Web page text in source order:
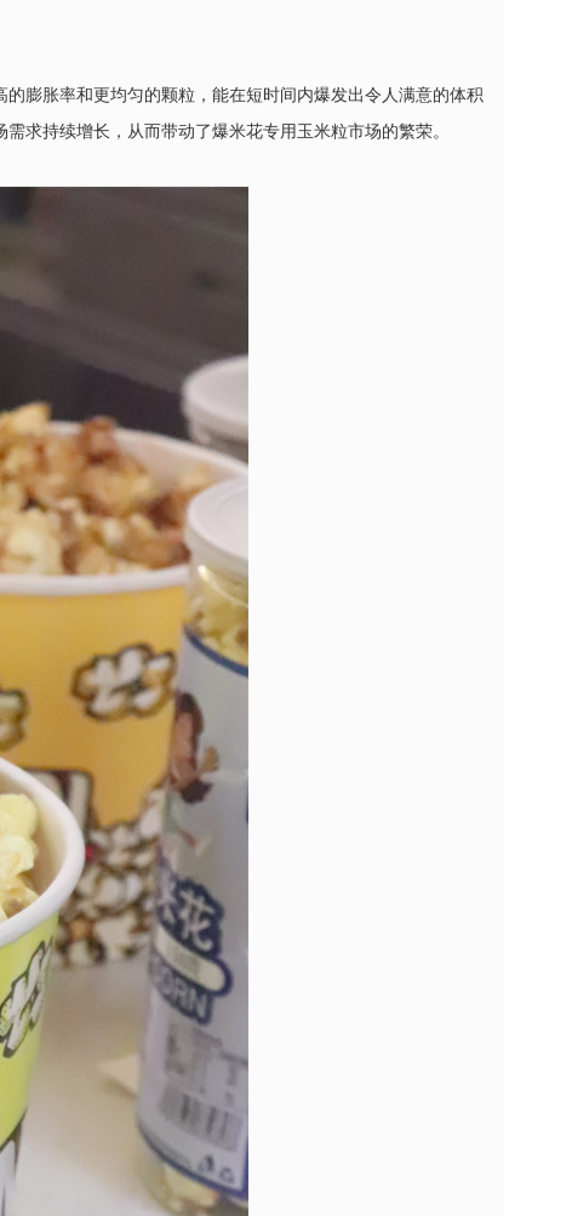
膨胀率和更均匀的颗粒，能在短时间内爆发出令人满意的体积
求持续增长，从而带动了爆米花专用玉米粒市场的繁荣。